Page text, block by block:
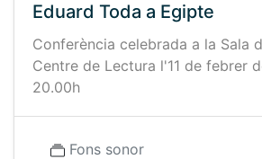
Eduard Toda a Egipte
Conferència celebrada a la Sala
Centre de Lectura l'11 de febrer
20.00h
Fons sonor